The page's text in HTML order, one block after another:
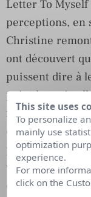
Letter To
perceptions, en
Christine
ont découvert
puissent dire à
point leur vie
invités à
caméra. Une
pour rappeler
vie d’un
This site uses
To personalize
mainly use
optimization
experience.
For more
click on the